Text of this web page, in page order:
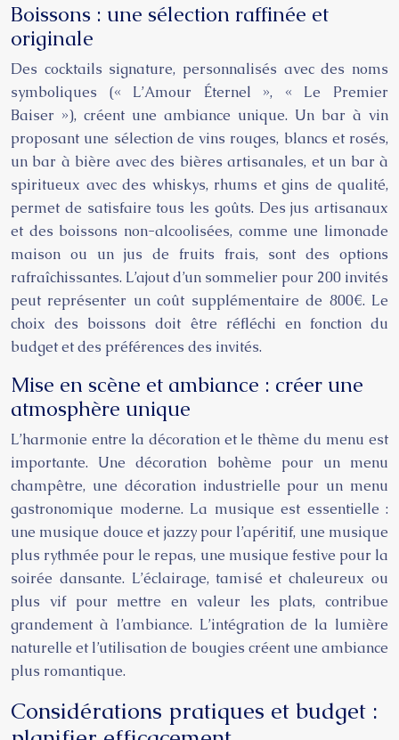
Boissons : une sélection raffinée et
originale
Des cocktails signature, personnalisés avec des noms
symboliques (« L’Amour Éternel », « Le Premier
Baiser »), créent une ambiance unique. Un bar à vin
proposant une sélection de vins rouges, blancs et rosés,
un bar à bière avec des bières artisanales, et un bar à
spiritueux avec des whiskys, rhums et gins de qualité,
permet de satisfaire tous les goûts. Des jus artisanaux
et des boissons non-alcoolisées, comme une limonade
maison ou un jus de fruits frais, sont des options
rafraîchissantes. L’ajout d’un sommelier pour 200 invités
peut représenter un coût supplémentaire de 800€. Le
choix des boissons doit être réfléchi en fonction du
budget et des préférences des invités.
Mise en scène et ambiance : créer une
atmosphère unique
L’harmonie entre la décoration et le thème du menu est
importante. Une décoration bohème pour un menu
champêtre, une décoration industrielle pour un menu
gastronomique moderne. La musique est essentielle :
une musique douce et jazzy pour l’apéritif, une musique
plus rythmée pour le repas, une musique festive pour la
soirée dansante. L’éclairage, tamisé et chaleureux ou
plus vif pour mettre en valeur les plats, contribue
grandement à l’ambiance. L’intégration de la lumière
naturelle et l’utilisation de bougies créent une ambiance
plus romantique.
Considérations pratiques et budget :